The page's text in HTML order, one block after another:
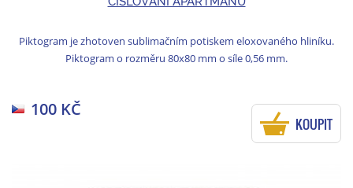
Piktogram je zhotoven sublimačním potiskem eloxovaného hliníku.
Piktogram o rozměru 80x80 mm o síle 0,56 mm.
100 KČ
KOUPIT